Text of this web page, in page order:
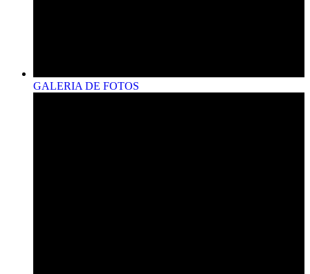
GALERIA DE FOTOS